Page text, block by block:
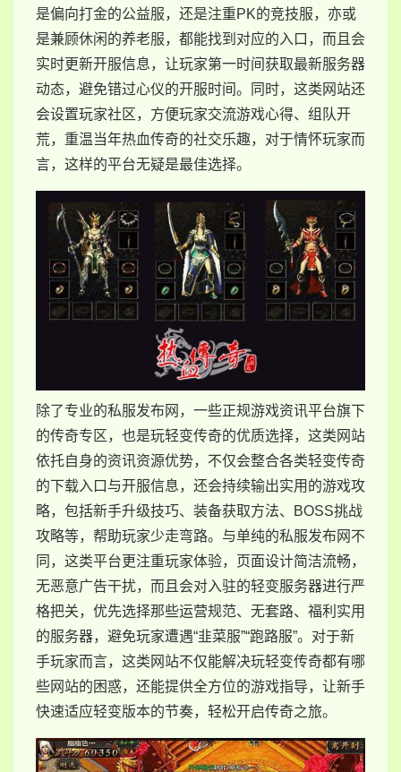
是偏向打金的公益服，还是注重PK的竞技服，亦或
是兼顾休闲的养老服，都能找到对应的入口，而且会
实时更新开服信息，让玩家第一时间获取最新服务器
动态，避免错过心仪的开服时间。同时，这类网站还
会设置玩家社区，方便玩家交流游戏心得、组队开
荒，重温当年热血传奇的社交乐趣，对于情怀玩家而
言，这样的平台无疑是最佳选择。
除了专业的私服发布网，一些正规游戏资讯平台旗下
的传奇专区，也是玩轻变传奇的优质选择，这类网站
依托自身的资讯资源优势，不仅会整合各类轻变传奇
的下载入口与开服信息，还会持续输出实用的游戏攻
略，包括新手升级技巧、装备获取方法、BOSS挑战
攻略等，帮助玩家少走弯路。与单纯的私服发布网不
同，这类平台更注重玩家体验，页面设计简洁流畅，
无恶意广告干扰，而且会对入驻的轻变服务器进行严
格把关，优先选择那些运营规范、无套路、福利实用
的服务器，避免玩家遭遇“韭菜服”“跑路服”。对于新
手玩家而言，这类网站不仅能解决玩轻变传奇都有哪
些网站的困惑，还能提供全方位的游戏指导，让新手
快速适应轻变版本的节奏，轻松开启传奇之旅。